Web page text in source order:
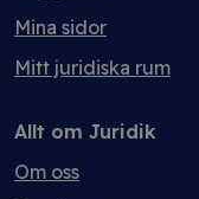
Mina sidor
Mitt juridiska rum
Allt om Juridik
Om oss